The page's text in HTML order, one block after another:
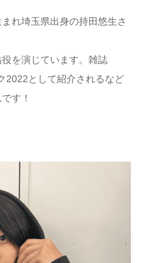
れ埼玉県出身の持田悠生さ
を演じています。雑誌
2022として紹介されるなど
す！